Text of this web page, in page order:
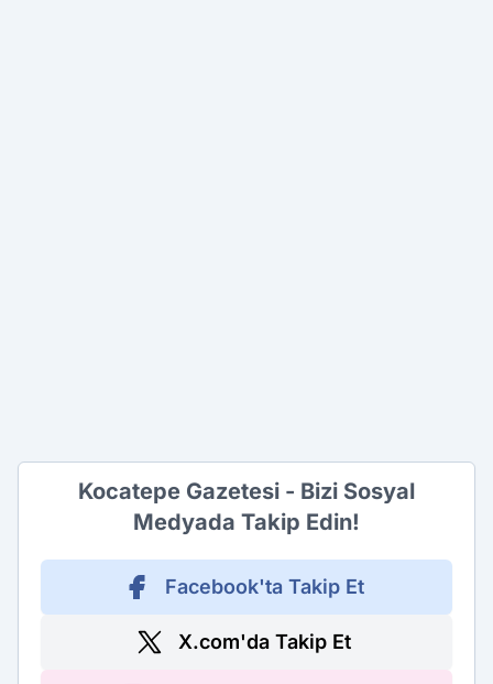
Kocatepe Gazetesi - Bizi Sosyal
Medyada Takip Edin!
Facebook'ta Takip Et
X.com'da Takip Et